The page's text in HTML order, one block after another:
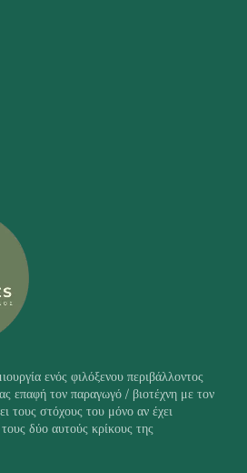
ενός φιλόξενου περιβάλλοντος
επαφή τον παραγωγό / βιοτέχνη με τον
τους στόχους του μόνο αν έχει
δύο αυτούς κρίκους της